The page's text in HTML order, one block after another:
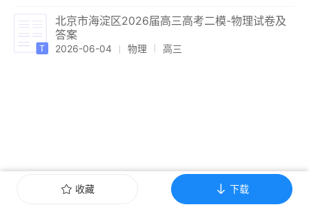
北京市海淀区2026届高三高考二模-物理试卷及
答案
2026-06-04 物理 高三
收藏 下载